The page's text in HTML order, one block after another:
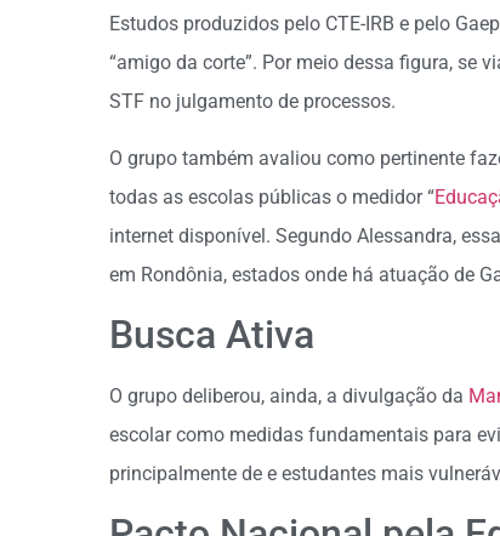
Estudos produzidos pelo CTE-IRB e pelo
“amigo da corte”. Por meio dessa figura, se
STF no julgamento de processos.
O grupo também avaliou como pertinente
todas as escolas públicas o medidor “
internet disponível. Segundo Alessandra,
em Rondônia, estados onde há atuação de
Busca Ativa
O grupo deliberou, ainda, a divulgação da
escolar como medidas fundamentais para
principalmente de e estudantes mais